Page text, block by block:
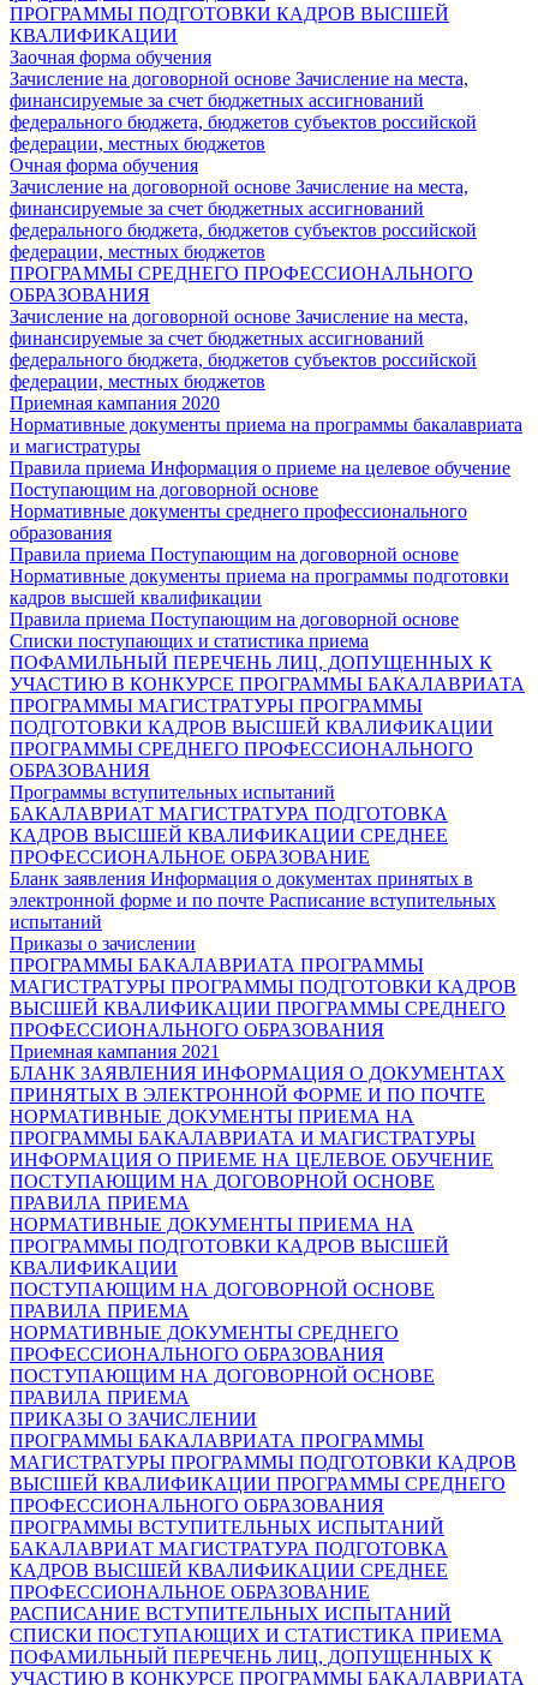
ПРОГРАММЫ ПОДГОТОВКИ КАДРОВ ВЫСШЕЙ
КВАЛИФИКАЦИИ
Заочная форма обучения
Зачисление на договорной основе Зачисление на места,
финансируемые за счет бюджетных ассигнований
федерального бюджета, бюджетов субъектов российской
федерации, местных бюджетов
Очная форма обучения
Зачисление на договорной основе Зачисление на места,
финансируемые за счет бюджетных ассигнований
федерального бюджета, бюджетов субъектов российской
федерации, местных бюджетов
ПРОГРАММЫ СРЕДНЕГО ПРОФЕССИОНАЛЬНОГО
ОБРАЗОВАНИЯ
Зачисление на договорной основе Зачисление на места,
финансируемые за счет бюджетных ассигнований
федерального бюджета, бюджетов субъектов российской
федерации, местных бюджетов
Приемная кампания 2020
Нормативные документы приема на программы бакалавриата
и магистратуры
Правила приема Информация о приеме на целевое обучение
Поступающим на договорной основе
Нормативные документы среднего профессионального
образования
Правила приема Поступающим на договорной основе
Нормативные документы приема на программы подготовки
кадров высшей квалификации
Правила приема Поступающим на договорной основе
Списки поступающих и статистика приема
ПОФАМИЛЬНЫЙ ПЕРЕЧЕНЬ ЛИЦ, ДОПУЩЕННЫХ К
УЧАСТИЮ В КОНКУРСЕ ПРОГРАММЫ БАКАЛАВРИАТА
ПРОГРАММЫ МАГИСТРАТУРЫ ПРОГРАММЫ
ПОДГОТОВКИ КАДРОВ ВЫСШЕЙ КВАЛИФИКАЦИИ
ПРОГРАММЫ СРЕДНЕГО ПРОФЕССИОНАЛЬНОГО
ОБРАЗОВАНИЯ
Программы вступительных испытаний
БАКАЛАВРИАТ МАГИСТРАТУРА ПОДГОТОВКА
КАДРОВ ВЫСШЕЙ КВАЛИФИКАЦИИ СРЕДНЕЕ
ПРОФЕССИОНАЛЬНОЕ ОБРАЗОВАНИЕ
Бланк заявления Информация о документах принятых в
электронной форме и по почте Расписание вступительных
испытаний
Приказы о зачислении
ПРОГРАММЫ БАКАЛАВРИАТА ПРОГРАММЫ
МАГИСТРАТУРЫ ПРОГРАММЫ ПОДГОТОВКИ КАДРОВ
ВЫСШЕЙ КВАЛИФИКАЦИИ ПРОГРАММЫ СРЕДНЕГО
ПРОФЕССИОНАЛЬНОГО ОБРАЗОВАНИЯ
Приемная кампания 2021
БЛАНК ЗАЯВЛЕНИЯ ИНФОРМАЦИЯ О ДОКУМЕНТАХ
ПРИНЯТЫХ В ЭЛЕКТРОННОЙ ФОРМЕ И ПО ПОЧТЕ
НОРМАТИВНЫЕ ДОКУМЕНТЫ ПРИЕМА НА
ПРОГРАММЫ БАКАЛАВРИАТА И МАГИСТРАТУРЫ
ИНФОРМАЦИЯ О ПРИЕМЕ НА ЦЕЛЕВОЕ ОБУЧЕНИЕ
ПОСТУПАЮЩИМ НА ДОГОВОРНОЙ ОСНОВЕ
ПРАВИЛА ПРИЕМА
НОРМАТИВНЫЕ ДОКУМЕНТЫ ПРИЕМА НА
ПРОГРАММЫ ПОДГОТОВКИ КАДРОВ ВЫСШЕЙ
КВАЛИФИКАЦИИ
ПОСТУПАЮЩИМ НА ДОГОВОРНОЙ ОСНОВЕ
ПРАВИЛА ПРИЕМА
НОРМАТИВНЫЕ ДОКУМЕНТЫ СРЕДНЕГО
ПРОФЕССИОНАЛЬНОГО ОБРАЗОВАНИЯ
ПОСТУПАЮЩИМ НА ДОГОВОРНОЙ ОСНОВЕ
ПРАВИЛА ПРИЕМА
ПРИКАЗЫ О ЗАЧИСЛЕНИИ
ПРОГРАММЫ БАКАЛАВРИАТА ПРОГРАММЫ
МАГИСТРАТУРЫ ПРОГРАММЫ ПОДГОТОВКИ КАДРОВ
ВЫСШЕЙ КВАЛИФИКАЦИИ ПРОГРАММЫ СРЕДНЕГО
ПРОФЕССИОНАЛЬНОГО ОБРАЗОВАНИЯ
ПРОГРАММЫ ВСТУПИТЕЛЬНЫХ ИСПЫТАНИЙ
БАКАЛАВРИАТ МАГИСТРАТУРА ПОДГОТОВКА
КАДРОВ ВЫСШЕЙ КВАЛИФИКАЦИИ СРЕДНЕЕ
ПРОФЕССИОНАЛЬНОЕ ОБРАЗОВАНИЕ
РАСПИСАНИЕ ВСТУПИТЕЛЬНЫХ ИСПЫТАНИЙ
СПИСКИ ПОСТУПАЮЩИХ И СТАТИСТИКА ПРИЕМА
ПОФАМИЛЬНЫЙ ПЕРЕЧЕНЬ ЛИЦ, ДОПУЩЕННЫХ К
УЧАСТИЮ В КОНКУРСЕ ПРОГРАММЫ БАКАЛАВРИАТА